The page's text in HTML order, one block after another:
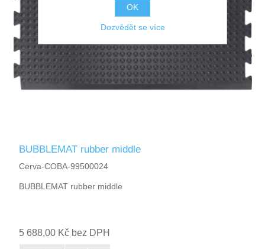
BUBBLEMAT rubber middle
Cerva-COBA-99500024
BUBBLEMAT rubber middle
5 688,00 Kč bez DPH
OK
Dozvědět se více